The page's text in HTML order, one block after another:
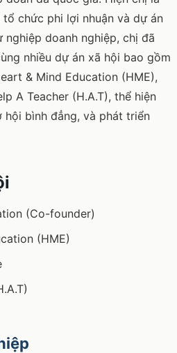
chức phi lợi nhuận và dự án
nghiệp doanh nghiệp, chị đã
nhiều dự án xã hội bao gồm
& Mind Education (HME),
A Teacher (H.A.T), thể hiện
bình đẳng, và phát triển
(Co-founder)
(HME)